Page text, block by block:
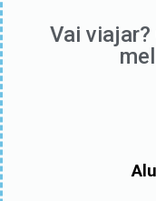
Vai